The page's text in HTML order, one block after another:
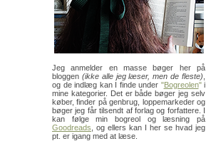
Jeg anmelder en masse bøger her på
bloggen (ikke alle jeg læser, men de fleste)
og de indlæg kan I finde under "Bogreolen"i
mine kategorier. Det er både bøger jeg selv
køber, finder på genbrug, loppemarkeder og
bøger jeg får tilsendt af forlag og forfattere. I
kan følge min bogreol og læsning på
Goodreads , og ellers kan I her se hvad jeg
pt. er igang med at læse.